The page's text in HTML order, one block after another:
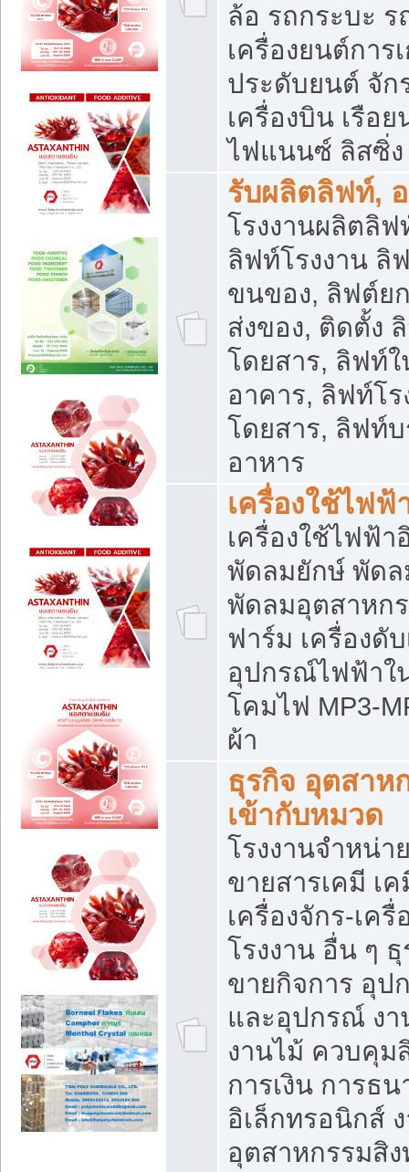
ล้อ รถกระบะ
เครื่องยนต์การ
ประดับยนต์ จัก
เครื่องบิน เรือ
ไฟแนนซ์ ลิสซิ่ง
รับผลิตลิฟท์,
โรงงานผลิตลิ
ลิฟท์โรงงาน ลิ
ขนของ, ลิฟต์ย
ส่งของ, ติดตั้ง
โดยสาร, ลิฟท์
อาคาร, ลิฟท์โ
โดยสาร, ลิฟท์
อาหาร
เครื่องใช้ไฟฟ้
เครื่องใช้ไฟฟ้า
พัดลมยักษ์ พัด
พัดลมอุตสาหก
ฟาร์ม เครื่องดั
อุปกรณ์ไฟฟ้าใ
โคมไฟ MP3-
ผ้า
ธุรกิจ อุตสาห
เข้ากับหมวด
โรงงานจำหน่
ขายสารเคมี เ
เครื่องจักร-เค
โรงงาน อื่น ๆ
ขายกิจการ อุป
และอุปกรณ์ ง
งานไม้ ควบคุม
การเงิน การธ
อิเล็กทรอนิกส์
อุตสาหกรรมสิ